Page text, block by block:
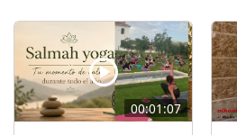
00:01:07